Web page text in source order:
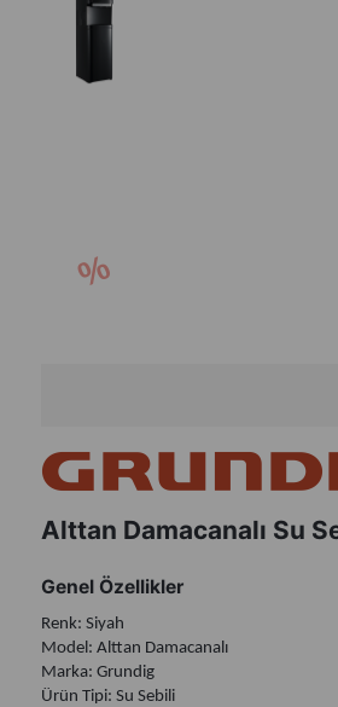
Alttan Damacanalı Su
Genel Özellikler
Renk: Siyah
Model: Alttan Damacanalı
Marka: Grundig
Ürün Tipi: Su Sebili